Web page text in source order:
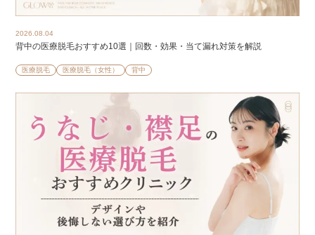
2026.08.04
背中の医療脱毛おすすめ10選｜回数・効果・当て漏れ対策を解説
医療脱毛 医療脱毛（女性） 背中